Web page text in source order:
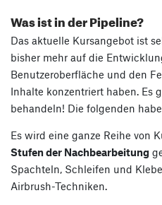
Was ist in der Pipeline?
Das aktuelle Kursangebot ist
bisher mehr auf die
Benutzeroberfläche und den
Inhalte konzentriert haben. Es
behandeln! Die folgenden
Es wird eine ganze Reihe von
Stufen der Nachbearbeitung
Spachteln, Schleifen und
Airbrush-Techniken.